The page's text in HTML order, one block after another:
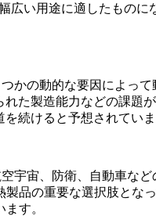
広い用途に適したものに
かの動的な要因によって
た製造能力などの課題
続けると予想されていま
宇宙、防衛、自動車など
品の重要な選択肢とな
す。